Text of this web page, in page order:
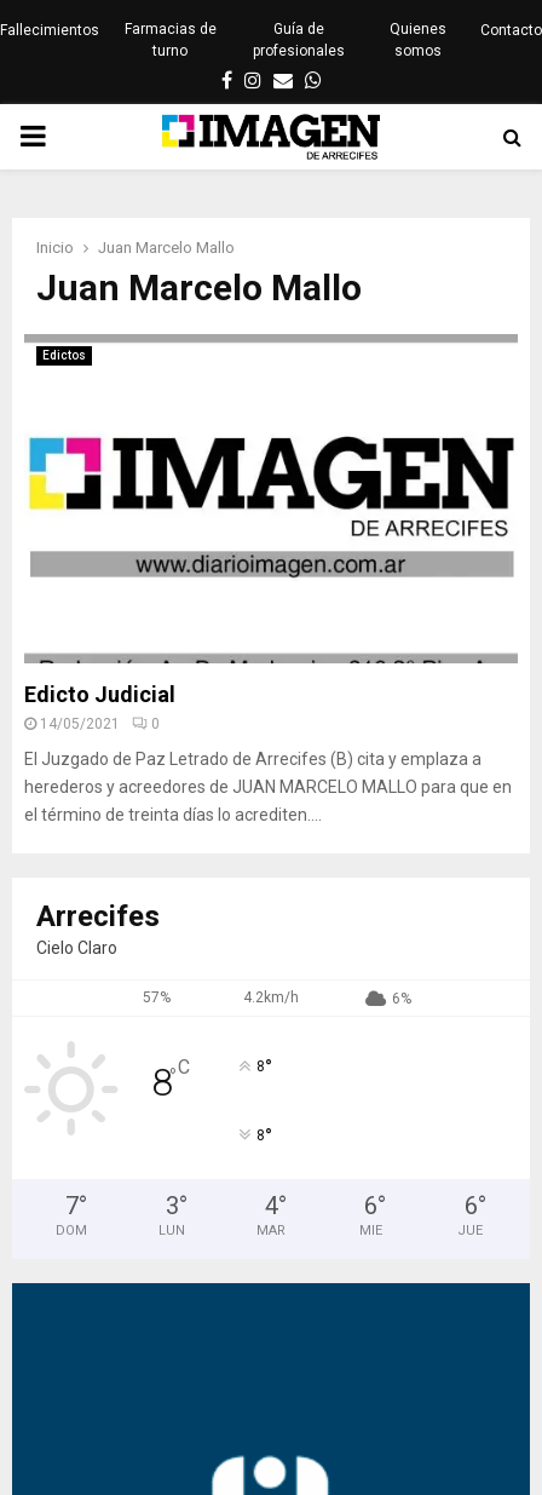
Fallecimientos
Farmacias de
turno
Guía de
profesionales
Quienes
somos
Contacto
Facebook
Instagram
EmailWhatsapp
PRIMARY
Inicio Juan Marcelo Mallo
Juan Marcelo Mallo
Edictos
Edicto Judicial
14/05/2021 0
El Juzgado de Paz Letrado de Arrecifes (B) cita y emplaza a
herederos y acreedores de JUAN MARCELO MALLO para que en
el término de treinta días lo acrediten....
Arrecifes
Cielo Claro
57% 4.2km/h 6%
8°C 8°
8°
7°
DOM
3°
LUN
4°
MAR
6°
MIE
6°
JUE